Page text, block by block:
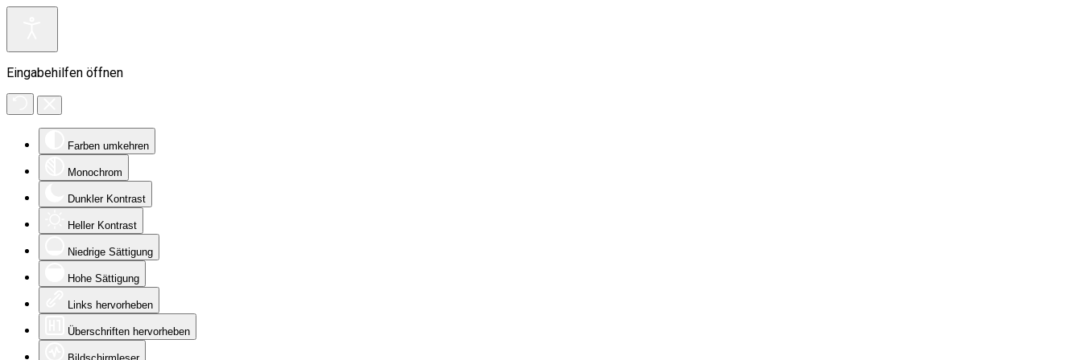
Eingabehilfen öffnen
Farben umkehren
Monochrom
Dunkler Kontrast
Heller Kontrast
Niedrige Sättigung
Hohe Sättigung
Links hervorheben
Überschriften hervorheben